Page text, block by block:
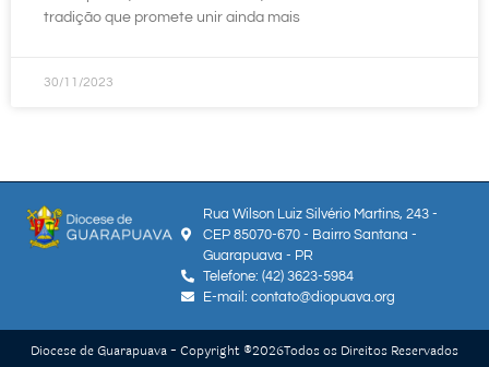
tradição que promete unir ainda mais
30/11/2023
Rua Wilson Luiz Silvério Martins, 243 -
CEP 85070-670 - Bairro Santana -
Guarapuava - PR
Telefone: (42) 3623-5984
E-mail: contato@diopuava.org
Diocese de Guarapuava - Copyright ®2026Todos os Direitos Reservados